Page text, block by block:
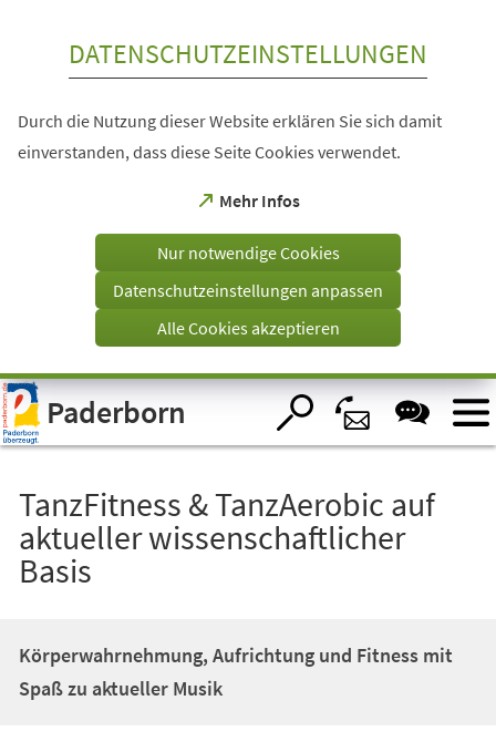
Visuelle
Assistenzsoftware
öffnen.
DATENSCHUTZEINSTELLUNGEN
Durch die Nutzung dieser Website erklären Sie sich damit
einverstanden, dass diese Seite Cookies verwendet.
Mehr Infos
(Öffnet
einem
Tab)
Nur notwendige Cookies
Datenschutzeinstellungen anpassen
Alle Cookies akzeptieren
Paderborn
TanzFitness & TanzAerobic auf
aktueller wissenschaftlicher
Basis
Körperwahrnehmung, Aufrichtung und Fitness mit
Spaß zu aktueller Musik